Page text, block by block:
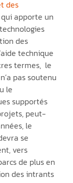
des
apporte un
des
technique
termes,  le
pas soutenu
le
supportés
peut-
le
se
vers
de plus en
des intrants